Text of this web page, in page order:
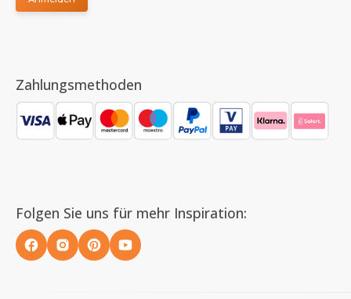
Zahlungsmethoden
Folgen Sie uns für mehr Inspiration: